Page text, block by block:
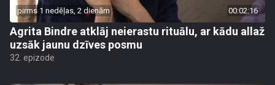
pirms 1 nedēļas, 2 dienām 00:02:16
Agrita Bindre atklāj neierastu rituālu, ar kādu allaž
uzsāk jaunu dzīves posmu
32. epizode